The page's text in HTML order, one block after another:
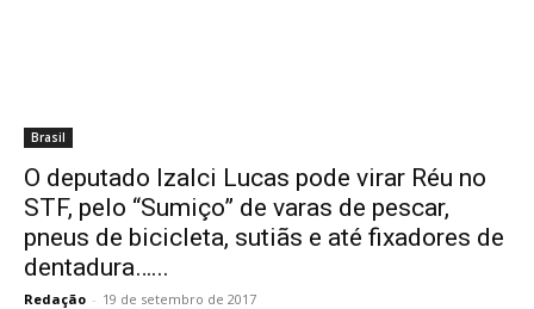
Brasil
O deputado Izalci Lucas pode virar Réu no
STF, pelo “Sumiço” de varas de pescar,
pneus de bicicleta, sutiãs e até fixadores de
dentadura…...
Redação - 19 de setembro de 2017